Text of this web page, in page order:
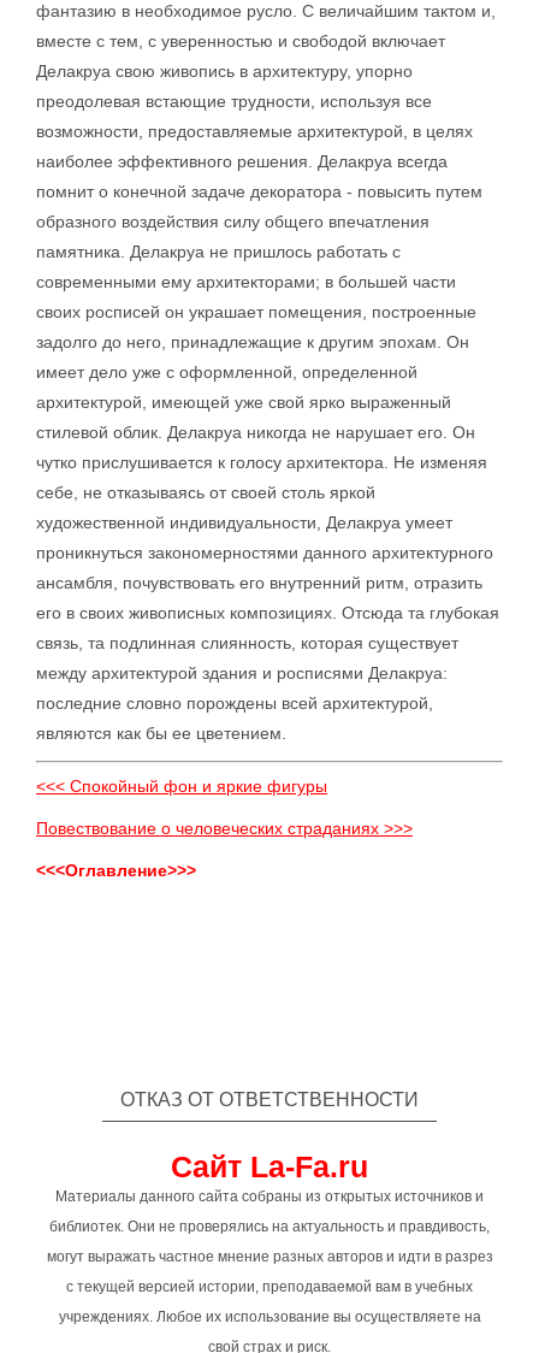
фантазию в необходимое русло. С величайшим тактом и,
вместе с тем, с уверенностью и свободой включает
Делакруа свою живопись в архитектуру, упорно
преодолевая встающие трудности, используя все
возможности, предоставляемые архитектурой, в целях
наиболее эффективного решения. Делакруа всегда
помнит о конечной задаче декоратора - повысить путем
образного воздействия силу общего впечатления
памятника. Делакруа не пришлось работать с
современными ему архитекторами; в большей части
своих росписей он украшает помещения, построенные
задолго до него, принадлежащие к другим эпохам. Он
имеет дело уже с оформленной, определенной
архитектурой, имеющей уже свой ярко выраженный
стилевой облик. Делакруа никогда не нарушает его. Он
чутко прислушивается к голосу архитектора. Не изменяя
себе, не отказываясь от своей столь яркой
художественной индивидуальности, Делакруа умеет
проникнуться закономерностями данного архитектурного
ансамбля, почувствовать его внутренний ритм, отразить
его в своих живописных композициях. Отсюда та глубокая
связь, та подлинная слиянность, которая существует
между архитектурой здания и росписями Делакруа:
последние словно порождены всей архитектурой,
являются как бы ее цветением.
<<< Спокойный фон и яркие фигуры
Повествование о человеческих страданиях >>>
<<<Оглавление>>>
ОТКАЗ ОТ ОТВЕТСТВЕННОСТИ
Сайт La-Fa.ru
Материалы данного сайта собраны из открытых источников и
библиотек. Они не проверялись на актуальность и правдивость,
могут выражать частное мнение разных авторов и идти в разрез
с текущей версией истории, преподаваемой вам в учебных
учреждениях. Любое их использование вы осуществляете на
свой страх и риск.